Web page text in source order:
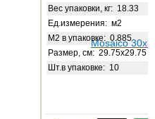
Веc упаковки, кг: 18.33
Ед.измерения: м2
М2 в упаковке: 0.885
Размер, см: 29.75x29.75
Шт.в упаковке: 10